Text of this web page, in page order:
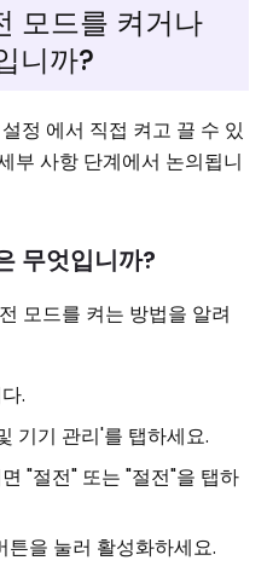
모드를 켜거나
니까?
정 에서 직접 켜고 끌 수 있
부 사항 단계에서 논의됩니
무엇입니까?
모드를 켜는 방법을 알려
.
기기 관리'를 탭하세요.
"절전" 또는 "절전"을 탭하
튼을 눌러 활성화하세요.